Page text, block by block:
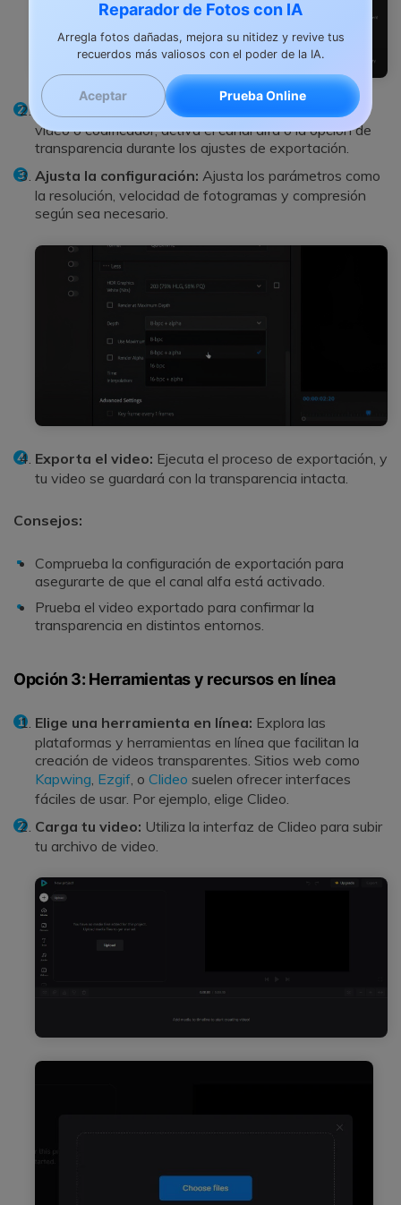
Reparador de Fotos con IA
Arregla fotos dañadas, mejora su nitidez y revive tus
recuerdos más valiosos con el poder de la IA.
Aceptar Prueba Online
Habilita canal alfa: En tu software de edición de
video o codificador, activa el canal alfa o la opción de
transparencia durante los ajustes de exportación.
Ajusta la configuración: Ajusta los parámetros como
la resolución, velocidad de fotogramas y compresión
según sea necesario.
Exporta el video: Ejecuta el proceso de exportación, y
tu video se guardará con la transparencia intacta.
Consejos:
Comprueba la configuración de exportación para
asegurarte de que el canal alfa está activado.
Prueba el video exportado para confirmar la
transparencia en distintos entornos.
Opción 3: Herramientas y recursos en línea
Elige una herramienta en línea: Explora las
plataformas y herramientas en línea que facilitan la
creación de videos transparentes. Sitios web como
Kapwing, Ezgif, o Clideo suelen ofrecer interfaces
fáciles de usar. Por ejemplo, elige Clideo.
Carga tu video: Utiliza la interfaz de Clideo para subir
tu archivo de video.